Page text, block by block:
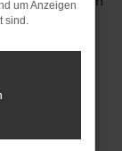
Rede und
um Anzeigen
sind.